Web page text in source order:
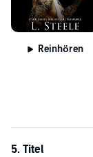
Reinhören
5. Titel